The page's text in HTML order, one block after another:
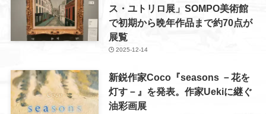
ス・ユトリロ展」SOMPO美術館
で初期から晩年作品まで約70点が
展覧
2025-12-14
新鋭作家Coco『seasons －花を
灯す－』を発表。作家Uekiに継ぐ
油彩画展